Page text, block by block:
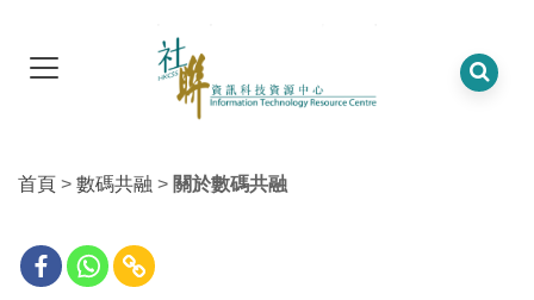
首頁 > 數碼共融 > 關於數碼共融